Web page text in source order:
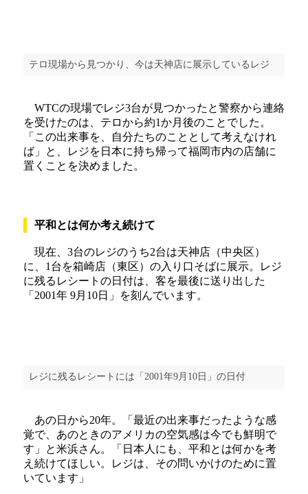
テロ現場から見つかり、今は天神店に展示しているレジ
WTCの現場でレジ3台が見つかったと警察から連絡
を受けたのは、テロから約1か月後のことでした。
「この出来事を、自分たちのこととして考えなけれ
ば」と、レジを日本に持ち帰って福岡市内の店舗に
置くことを決めました。
平和とは何か考え続けて
現在、3台のレジのうち2台は天神店（中央区）
に、1台を箱崎店（東区）の入り口そばに展示。レジ
に残るレシートの日付は、客を最後に送り出した
「2001年 9月10日」を刻んでいます。
レジに残るレシートには「2001年9月10日」の日付
あの日から20年。「最近の出来事だったような感
覚で、あのときのアメリカの空気感は今でも鮮明で
す」と米浜さん。「日本人にも、平和とは何かを考
え続けてほしい。レジは、その問いかけのために置
いています」